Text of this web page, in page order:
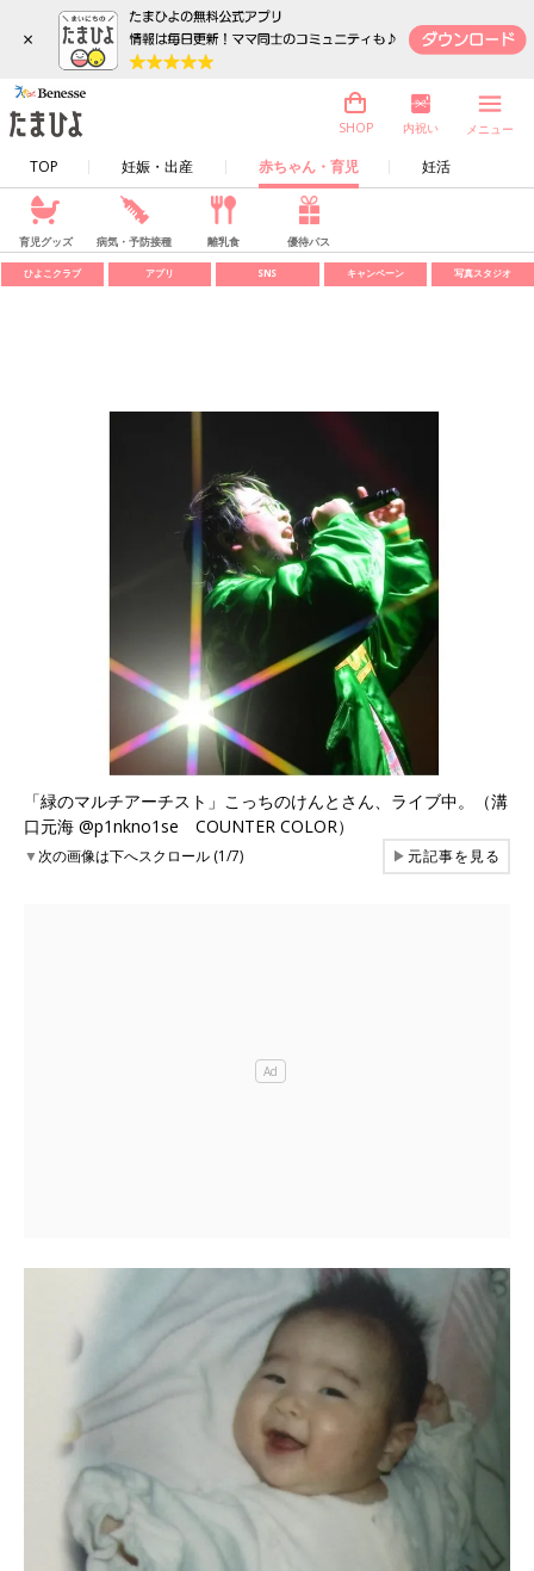
×
TOP 妊娠・出産 赤ちゃん・育児 妊活
SHOP 内祝い メニュー
育児グッズ 病気・予防接種 離乳食 優待パス
ひよこクラブ アプリ SNS キャンペーン 写真スタジオ
「緑のマルチアーチスト」こっちのけんとさん、ライブ中。（溝
口元海 @p1nkno1se COUNTER COLOR）
▼次の画像は下へスクロール (1/7) ▶元記事を見る